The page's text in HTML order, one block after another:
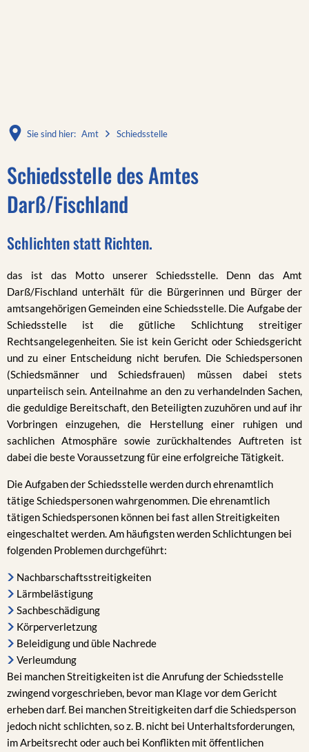
Sie sind hier: Amt Schiedsstelle
Schiedsstelle des Amtes
Darß/Fischland
Schlichten statt Richten.
das ist das Motto unserer Schiedsstelle. Denn das Amt
Darß/Fischland unterhält für die Bürgerinnen und Bürger der
amtsangehörigen Gemeinden eine Schiedsstelle. Die Aufgabe der
Schiedsstelle ist die gütliche Schlichtung streitiger
Rechtsangelegenheiten. Sie ist kein Gericht oder Schiedsgericht
und zu einer Entscheidung nicht berufen. Die Schiedspersonen
(Schiedsmänner und Schiedsfrauen) müssen dabei stets
unparteiisch sein. Anteilnahme an den zu verhandelnden Sachen,
die geduldige Bereitschaft, den Beteiligten zuzuhören und auf ihr
Vorbringen einzugehen, die Herstellung einer ruhigen und
sachlichen Atmosphäre sowie zurückhaltendes Auftreten ist
dabei die beste Voraussetzung für eine erfolgreiche Tätigkeit.
Die Aufgaben der Schiedsstelle werden durch ehrenamtlich
tätige Schiedspersonen wahrgenommen. Die ehrenamtlich
tätigen Schiedspersonen können bei fast allen Streitigkeiten
eingeschaltet werden. Am häufigsten werden Schlichtungen bei
folgenden Problemen durchgeführt:
Nachbarschaftsstreitigkeiten
Lärmbelästigung
Sachbeschädigung
Körperverletzung
Beleidigung und üble Nachrede
Verleumdung
Bei manchen Streitigkeiten ist die Anrufung der Schiedsstelle
zwingend vorgeschrieben, bevor man Klage vor dem Gericht
erheben darf. Bei manchen Streitigkeiten darf die Schiedsperson
jedoch nicht schlichten, so z. B. nicht bei Unterhaltsforderungen,
im Arbeitsrecht oder auch bei Konflikten mit öffentlichen